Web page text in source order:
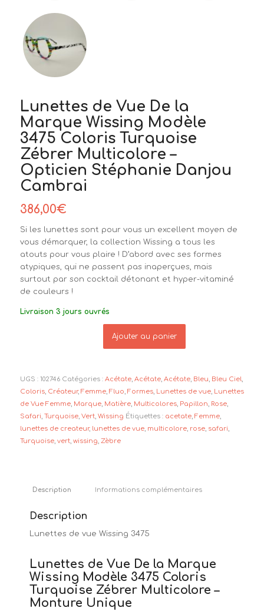
Lunettes de Vue De la
Marque Wissing Modèle
3475 Coloris Turquoise
Zébrer Multicolore –
Opticien Stéphanie Danjou
Cambrai
386,00€
Si les lunettes sont pour vous un excellent moyen de
vous démarquer, la collection Wissing a tous les
atouts pour vous plaire ! D’abord avec ses formes
atypiques, qui ne passent pas inaperçues, mais
surtout par son cocktail détonant et hyper-vitaminé
de couleurs !
Livraison 3 jours ouvrés
Ajouter au panier
UGS : 102746 Catégories : Acétate, Acétate, Acétate, Bleu, Bleu Ciel,
Coloris, Créateur, Femme, Fluo, Formes, Lunettes de vue, Lunettes
de Vue Femme, Marque, Matière, Multicolores, Papillon, Rose,
Safari, Turquoise, Vert, Wissing Étiquettes : acetate, Femme,
lunettes de createur, lunettes de vue, multicolore, rose, safari,
Turquoise, vert, wissing, Zèbre
Description Informations complémentaires
Description
Lunettes de vue Wissing 3475
Lunettes de Vue De la Marque
Wissing Modèle 3475 Coloris
Turquoise Zébrer Multicolore –
Monture Unique